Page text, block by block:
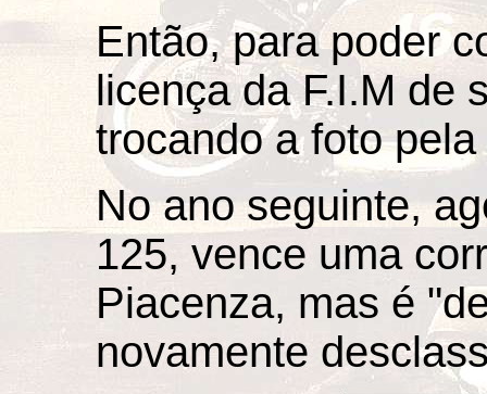
Então, para poder
licença da F.I.M de
trocando a foto
No ano seguinte,
125, vence uma
Piacenza, mas é
novamente